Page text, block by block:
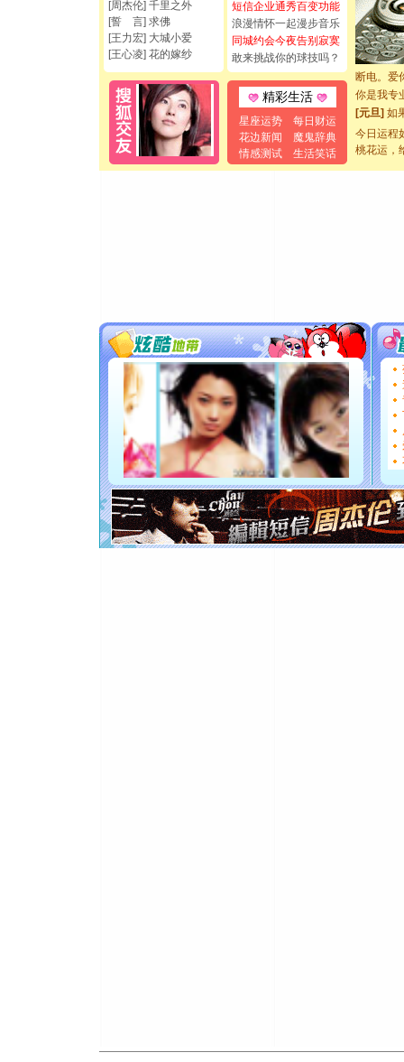
[周杰伦] 千里之外
[誓 言] 求佛
[王力宏] 大城小爱
[王心凌] 花的嫁纱
短信企业通秀百变功能
浪漫情怀一起漫步音乐
同城约会今夜告别寂寞
敢来挑战你的球技吗？
精彩生活
星座运势
每日财运
花边新闻
魔鬼辞典
情感测试
生活笑话
[圣诞节]
如意,快
[元旦]看
断电。爱
你是我专
[元旦] 如
起；二
离。水晶
[圣诞节]
你太多
要平安！
[圣诞节]
能正大
都要快乐
[圣诞节]
如意,快
[元旦] 看
断电。爱
你是我专
[元旦]如
起；二是
今日运程
桃花运，